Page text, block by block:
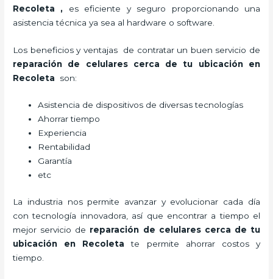
Recoleta
, es eficiente y seguro proporcionando una
asistencia técnica ya sea al hardware o software.
Los beneficios y ventajas de contratar un buen servicio de
reparación de celulares cerca de tu ubicación en
Recoleta
son:
Asistencia de dispositivos de diversas tecnologías
Ahorrar tiempo
Experiencia
Rentabilidad
Garantía
etc
La industria nos permite avanzar y evolucionar cada día
con tecnología innovadora, así que encontrar a tiempo el
mejor servicio de reparación de celulares cerca de tu
ubicación en Recoleta te permite ahorrar costos y
tiempo.